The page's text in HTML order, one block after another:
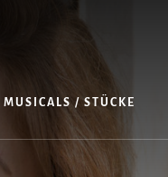
MUSICALS / STÜCKE